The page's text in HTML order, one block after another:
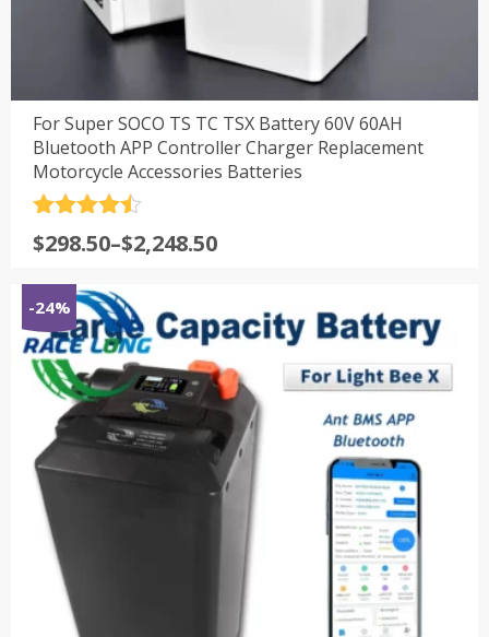
For Super SOCO TS TC TSX Battery 60V 60AH
Bluetooth APP Controller Charger Replacement
Motorcycle Accessories Batteries
&sol; 5
$298.50–$2,248.50
-24%